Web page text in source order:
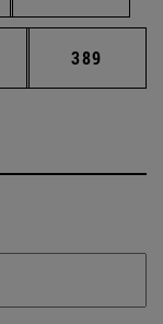
intermedias
Página
389